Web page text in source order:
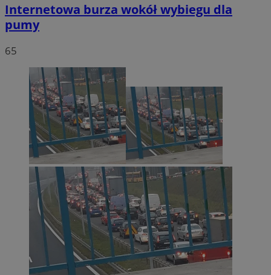
Internetowa burza wokół wybiegu dla
pumy
65